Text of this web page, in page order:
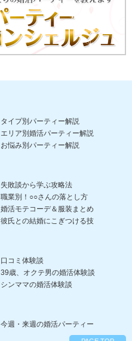
タイプ別パーティー解説
エリア別婚活パーティー解説
お悩み別パーティー解説
失敗談から学ぶ攻略法
職業別！○○さんの落とし方
婚活モテコーデ＆服装まとめ
彼氏との結婚にこぎつける技
口コミ体験談
39歳、オクテ男の婚活体験談
シンママの婚活体験談
今週・来週の婚活パーティー